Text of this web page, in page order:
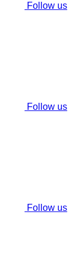
Follow us
Follow us
Follow us